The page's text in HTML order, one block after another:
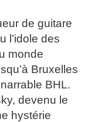
de guitare
l’idole des
monde
Bruxelles
BHL.
devenu le
hystérie